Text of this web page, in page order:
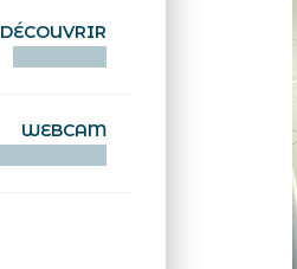
DÉCOUVRIR
WEBCAM